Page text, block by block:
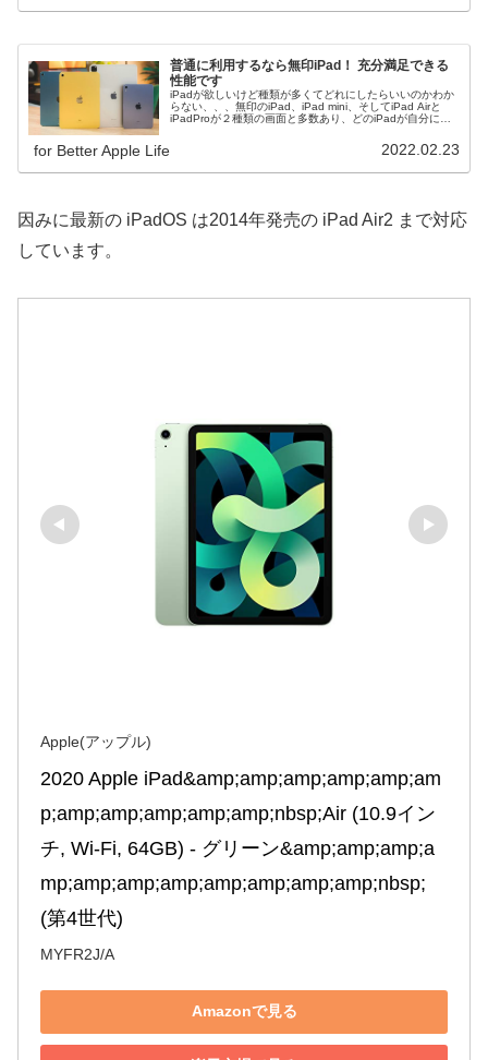
普通に利用するなら無印iPad！ 充分満足できる
性能です
iPadが欲しいけど種類が多くてどれにしたらいいのかわか
らない、、、無印のiPad、iPad mini、そしてiPad Airと
iPadProが２種類の画面と多数あり、どのiPadが自分にあ
for Better Apple Life 2022.02.23
因みに最新の iPadOS は2014年発売の iPad Air2 まで対応
しています。
Apple(アップル)
2020 Apple iPad&amp;amp;amp;amp;amp;am
p;amp;amp;amp;amp;amp;nbsp;Air (10.9イン
チ, Wi-Fi, 64GB) - グリーン&amp;amp;amp;a
mp;amp;amp;amp;amp;amp;amp;amp;nbsp;
(第4世代)
MYFR2J/A
Amazonで見る